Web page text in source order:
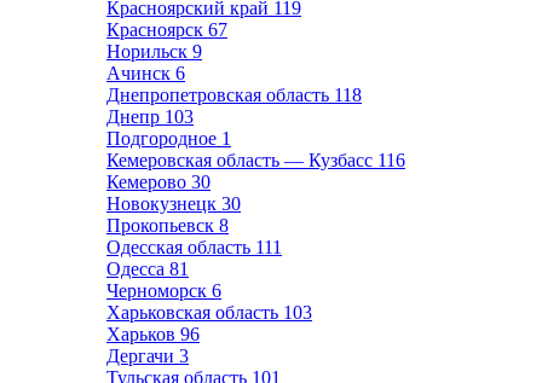
Красноярский край 119
Красноярск 67
Норильск 9
Ачинск 6
Днепропетровская область 118
Днепр 103
Подгородное 1
Кемеровская область — Кузбасс 116
Кемерово 30
Новокузнецк 30
Прокопьевск 8
Одесская область 111
Одесса 81
Черноморск 6
Харьковская область 103
Харьков 96
Дергачи 3
Тульская область 101